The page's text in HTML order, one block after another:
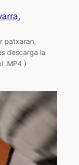
patxaran,
descarga la
.MP4 )